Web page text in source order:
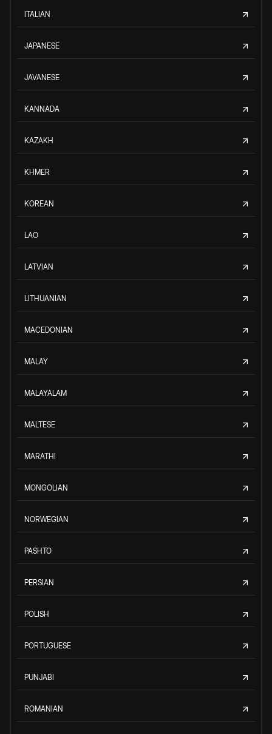
ITALIAN
JAPANESE
JAVANESE
KANNADA
KAZAKH
KHMER
KOREAN
LAO
LATVIAN
LITHUANIAN
MACEDONIAN
MALAY
MALAYALAM
MALTESE
MARATHI
MONGOLIAN
NORWEGIAN
PASHTO
PERSIAN
POLISH
PORTUGUESE
PUNJABI
ROMANIAN